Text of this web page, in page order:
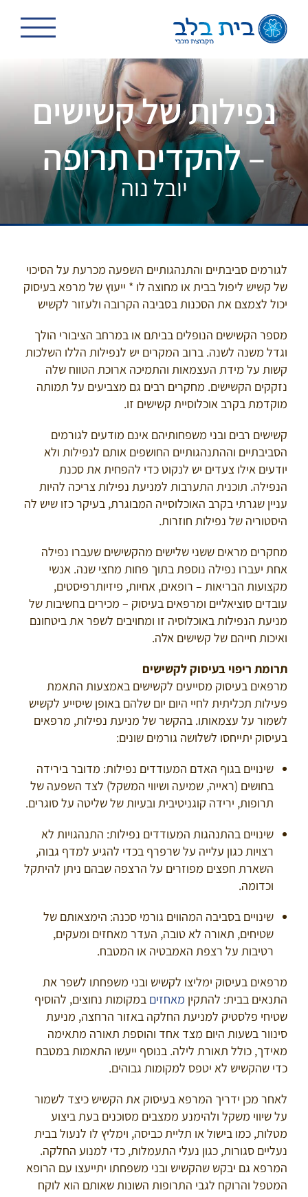
לתוכן
נפילות של קשישים
– להקדים תרופה
יובל נוה
לגורמים סביבתיים והתנהגותיים השפעה מכרעת על הסיכוי
של קשיש ליפול בבית או מחוצה לו * ייעוץ של מרפא בעיסוק
יכול לצמצם את הסכנות בסביבה הקרובה ולעזור לקשיש
מספר הקשישים הנופלים בביתם או במרחב הציבורי הולך
וגדל משנה לשנה. ברוב המקרים יש לנפילות הללו השלכות
קשות על מידת העצמאות והתמיכה ארוכת הטווח שלה
נזקקים הקשישים. מחקרים רבים גם מצביעים על תמותה
מוקדמת בקרב אוכלוסיית קשישים זו.
קשישים רבים ובני משפחותיהם אינם מודעים לגורמים
הסביבתיים וההתנהגותיים החושפים אותם לנפילות ולא
יודעים אילו צעדים יש לנקוט כדי להפחית את סכנת
הנפילה. תוכנית התערבות למניעת נפילות צריכה להיות
עניין שגרתי בקרב האוכלוסייה המבוגרת, בעיקר כזו שיש לה
היסטוריה של נפילות חוזרות.
מחקרים מראים ששני שלישים מהקשישים שעברו נפילה
אחת יעברו נפילה נוספת בתוך פחות מחצי שנה. אנשי
מקצועות הבריאות – רופאים, אחיות, פיזיותרפיסטים,
עובדים סוציאליים ומרפאים בעיסוק – מכירים בחשיבות של
מניעת הנפילות באוכלוסיה זו ומחויבים לשפר את ביטחונם
ואיכות חייהם של קשישים אלה.
תרומת ריפוי בעיסוק לקשישים
מרפאים בעיסוק מסייעים לקשישים באמצעות התאמת
פעילות תכליתית לחיי היום יום שלהם באופן שיסייע לקשיש
לשמור על עצמאותו. בהקשר של מניעת נפילות, מרפאים
בעיסוק יתייחסו לשלושה גורמים שונים:
שינויים בגוף האדם המעודדים נפילות: מדובר בירידה
בחושים (ראייה, שמיעה ושיווי המשקל) לצד השפעה של
תרופות, ירידה קוגניטיבית ובעיות של שליטה על סוגרים.
שינויים בהתנהגות המעודדים נפילות: התנהגויות לא
רצויות כגון עלייה על שרפרף בכדי להגיע למדף גבוה,
השארת חפצים מפוזרים על הרצפה שבהם ניתן להיתקל
וכדומה.
שינויים בסביבה המהווים גורמי סכנה: הימצאותם של
שטיחים, תאורה לא טובה, העדר מאחזים ומעקים,
רטיבות על רצפת האמבטיה או המטבח.
מרפאים בעיסוק ימליצו לקשיש ובני משפחתו לשפר את
התנאים בבית: להתקין מאחזים במקומות נחוצים, להוסיף
שטיחי פלסטיק למניעת החלקה באזור הרחצה, מניעת
סינוור בשעות היום מצד אחד והוספת תאורה מתאימה
מאידך, כולל תאורת לילה. בנוסף ייעשו התאמות במטבח
כדי שהקשיש לא יטפס למקומות גבוהים.
לאחר מכן ידריך המרפא בעיסוק את הקשיש כיצד לשמור
על שיווי משקל ולהימנע ממצבים מסוכנים בעת ביצוע
מטלות, כמו בישול או תליית כביסה, וימליץ לו לנעול בבית
נעליים סגורות, כגון נעלי התעמלות, כדי למנוע החלקה.
המרפא גם יבקש שהקשיש ובני משפחתו יתייעצו עם הרופא
המטפל והרוקח לגבי התרופות השונות שאותם הוא לוקח